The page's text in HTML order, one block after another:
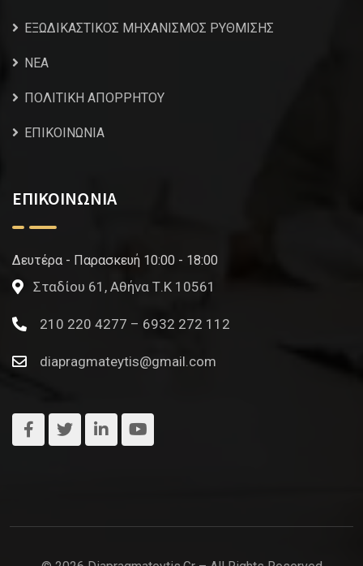
ΕΞΩΔΙΚΑΣΤΙΚΟΣ ΜΗΧΑΝΙΣΜΟΣ ΡΥΘΜΙΣΗΣ
NEA
ΠΟΛΙΤΙΚΗ ΑΠΟΡΡΗΤΟΥ
ΕΠΙΚΟΙΝΩΝΙΑ
ΕΠΙΚΟΙΝΩΝΙΑ
Δευτέρα - Παρασκευή 10:00 - 18:00
Σταδίου 61, Αθήνα Τ.Κ 10561
210 220 4277 – 6932 272 112
diapragmateytis@gmail.com